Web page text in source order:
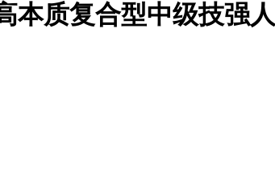
本质复合型中级技强人